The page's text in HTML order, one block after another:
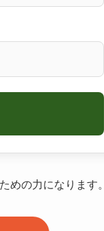
めの力になります。